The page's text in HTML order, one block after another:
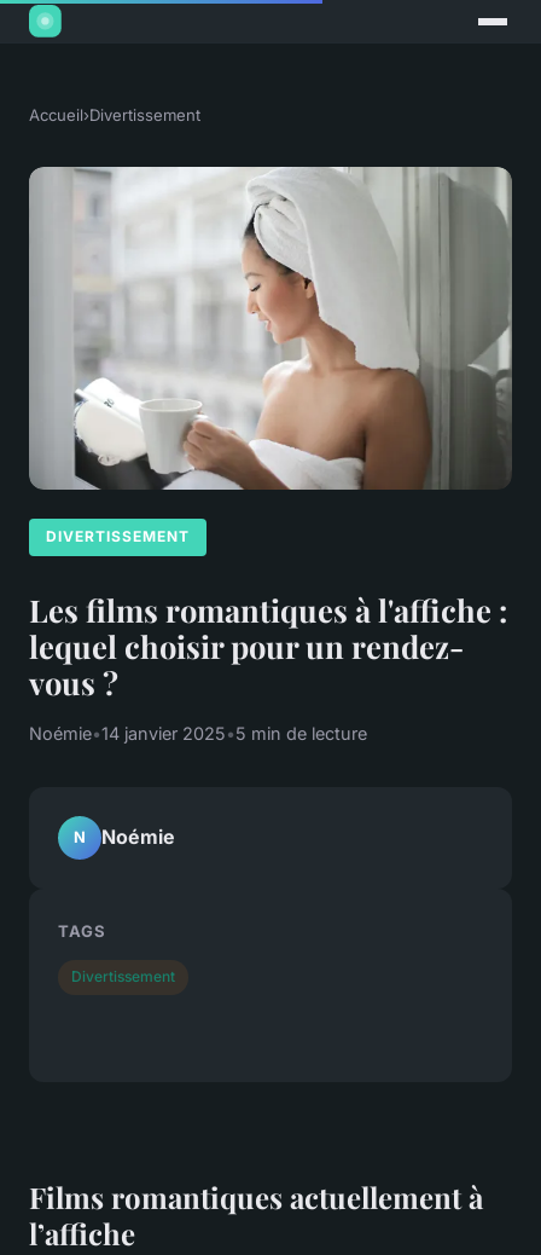
Accueil›Divertissement
DIVERTISSEMENT
Les films romantiques à l'affiche :
lequel choisir pour un rendez-
vous ?
Noémie•14 janvier 2025•5 min de lecture
Films romantiques actuellement à
l’affiche
N Noémie
TAGS
Divertissement